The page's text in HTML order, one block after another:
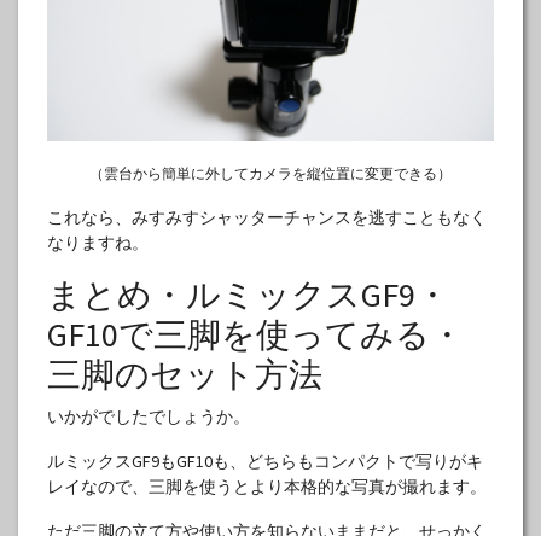
（雲台から簡単に外してカメラを縦位置に変更できる）
これなら、みすみすシャッターチャンスを逃すこともなく
なりますね。
まとめ・ルミックスGF9・
GF10で三脚を使ってみる・
三脚のセット方法
いかがでしたでしょうか。
ルミックスGF9もGF10も、どちらもコンパクトで写りがキ
レイなので、三脚を使うとより本格的な写真が撮れます。
ただ三脚の立て方や使い方を知らないままだと、せっかく